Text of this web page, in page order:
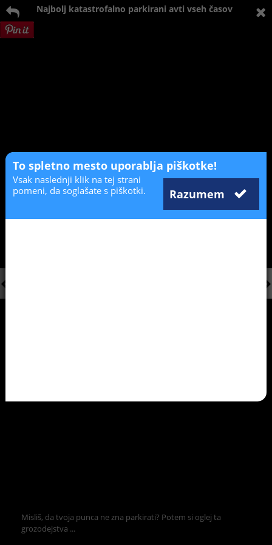
Najbolj katastrofalno parkirani avti vseh časov
Misliš, da tvoja punca ne zna parkirati? Potem si oglej ta
grozodejstva ...
To spletno mesto uporablja piškotke!
Razumem
Vsak naslednji klik na tej strani
pomeni, da soglašate s piškotki.